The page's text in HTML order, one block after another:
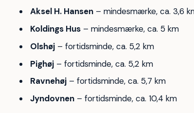
Aksel H. Hansen– mindesmærke, ca. 3,6
Koldings Hus– mindesmærke, ca. 5 km
Olshøj– fortidsminde, ca. 5,2 km
Pighøj– fortidsminde, ca. 5,2 km
Ravnehøj– fortidsminde, ca. 5,7 km
Jyndovnen– fortidsminde, ca. 10,4 km